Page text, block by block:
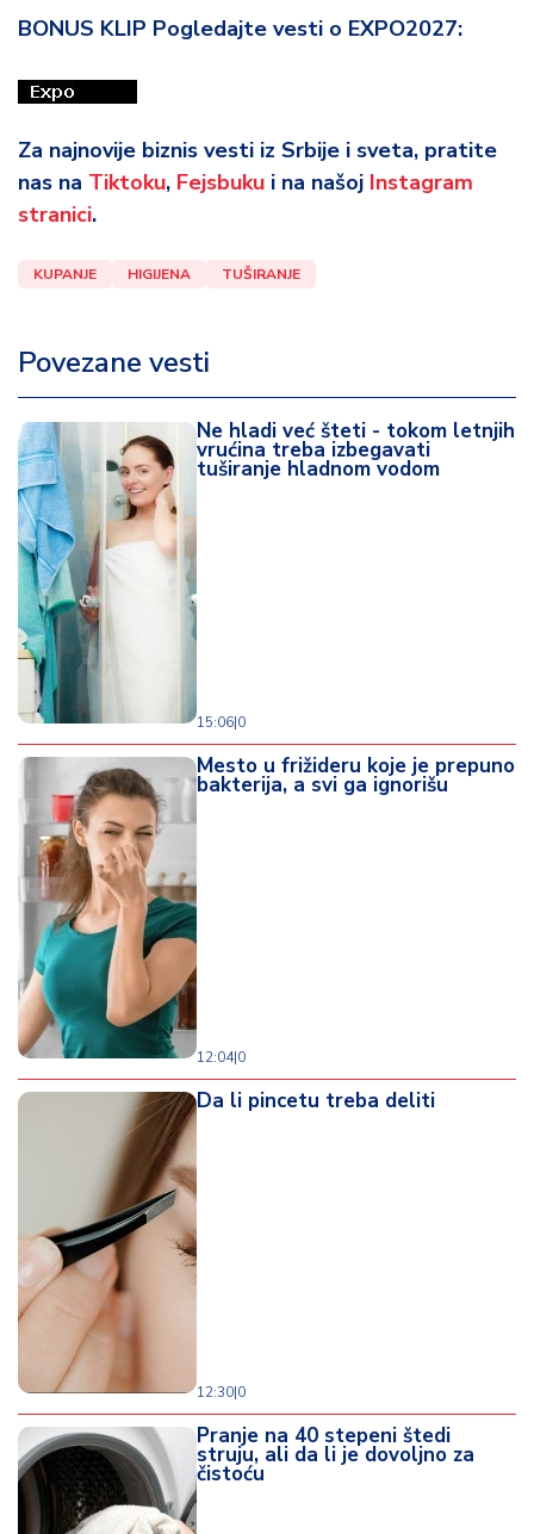
BONUS KLIP Pogledajte vesti o EXPO2027:
Za najnovije biznis vesti iz Srbije i sveta, pratite
nas na Tiktoku, Fejsbuku i na našoj Instagram
stranici.
KUPANJE HIGIJENA TUŠIRANJE
Povezane vesti
Ne hladi već šteti - tokom letnjih
vrućina treba izbegavati
tuširanje hladnom vodom
15:06|0
Mesto u frižideru koje je prepuno
bakterija, a svi ga ignorišu
12:04|0
Da li pincetu treba deliti
12:30|0
Pranje na 40 stepeni štedi
struju, ali da li je dovoljno za
čistoću